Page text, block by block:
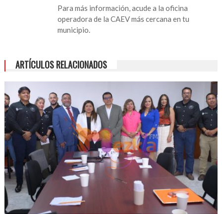
Para más información, acude a la oficina
operadora de la CAEV más cercana en tu
municipio.
ARTÍCULOS RELACIONADOS